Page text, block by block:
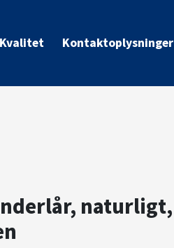
Kvalitet Kontaktoplysninger
naturligt,